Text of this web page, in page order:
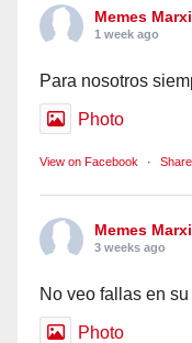
Memes
1 week ago
Para nosotros
Photo
View on Facebook · Share
Memes
3 weeks ago
No veo fallas en
Photo